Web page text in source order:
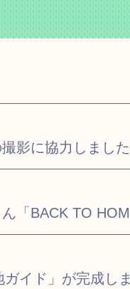
影に協力しまし
「BACK TO
イド」が完成し